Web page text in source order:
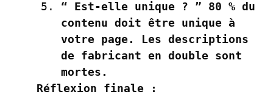
“ Est-elle unique ? ” 80 % du
contenu doit être unique à
votre page. Les descriptions
de fabricant en double sont
mortes.
Réflexion finale :